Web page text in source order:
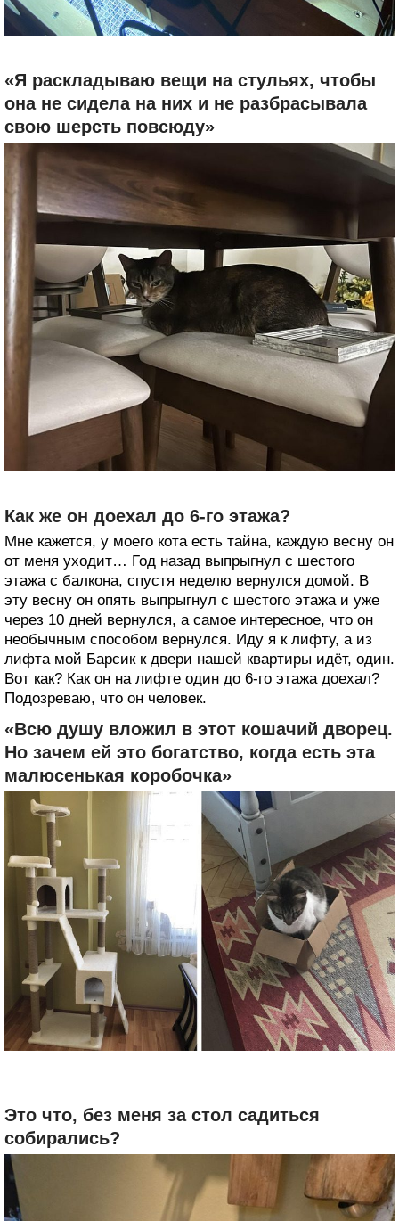
«Я раскладываю вещи на стульях, чтобы
она не сидела на них и не разбрасывала
свою шерсть повсюду»
Как же он доехал до 6-го этажа?
Мне кажется, у моего кота есть тайна, каждую весну он
от меня уходит… Год назад выпрыгнул с шестого
этажа с балкона, спустя неделю вернулся домой. В
эту весну он опять выпрыгнул с шестого этажа и уже
через 10 дней вернулся, а самое интересное, что он
необычным способом вернулся. Иду я к лифту, а из
лифта мой Барсик к двери нашей квартиры идёт, один.
Вот как? Как он на лифте один до 6-го этажа доехал?
Подозреваю, что он человек.
«Всю душу вложил в этот кошачий дворец.
Но зачем ей это богатство, когда есть эта
малюсенькая коробочка»
Это что, без меня за стол садиться
собирались?